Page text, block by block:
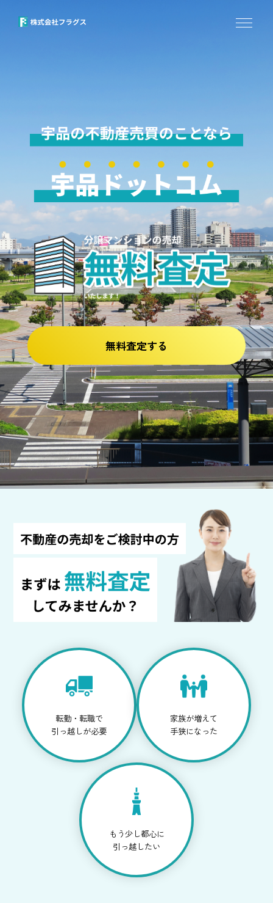
無料査定する
転勤・転職で
引っ越しが必要
家族が増えて
手狭になった
もう少し都心に
引っ越したい